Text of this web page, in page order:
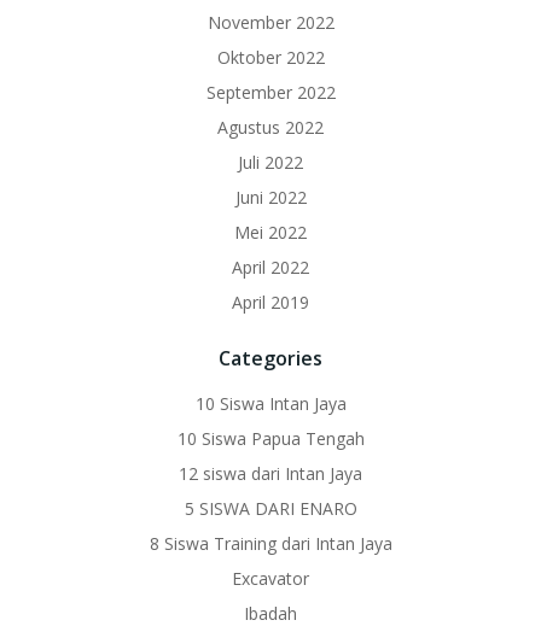
November 2022
Oktober 2022
September 2022
Agustus 2022
Juli 2022
Juni 2022
Mei 2022
April 2022
April 2019
Categories
10 Siswa Intan Jaya
10 Siswa Papua Tengah
12 siswa dari Intan Jaya
5 SISWA DARI ENARO
8 Siswa Training dari Intan Jaya
Excavator
Ibadah